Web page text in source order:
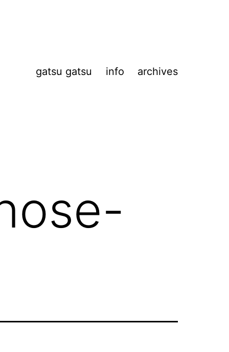
gatsu gatsu info archives